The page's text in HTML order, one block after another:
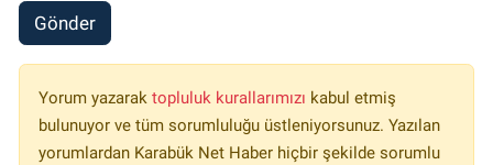
Gönder
Yorum yazarak topluluk kurallarımızı kabul etmiş
bulunuyor ve tüm sorumluluğu üstleniyorsunuz. Yazılan
yorumlardan Karabük Net Haber hiçbir şekilde sorumlu